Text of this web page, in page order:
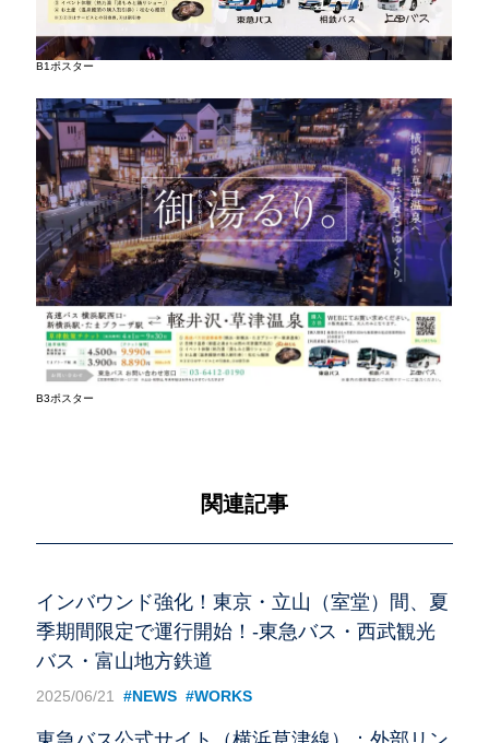
B1ポスター
B3ポスター
関連記事
インバウンド強化！東京・立山（室堂）間、夏
季期間限定で運行開始！-東急バス・西武観光
バス・富山地方鉄道
2025/06/21 #NEWS #WORKS